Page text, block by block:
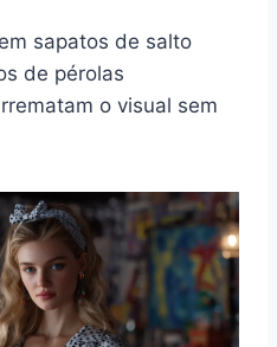
sapatos de salto
de pérolas
o visual sem